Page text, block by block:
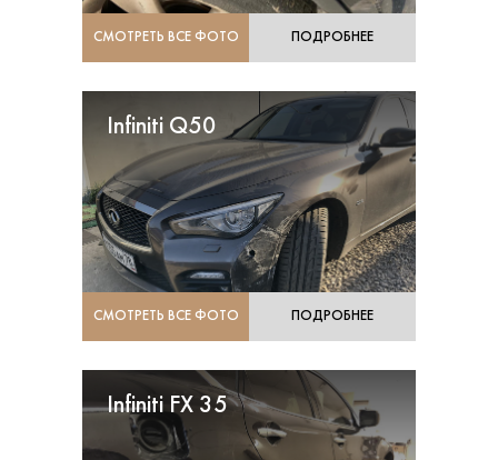
СМОТРЕТЬ ВСЕ ФОТО ПОДРОБНЕЕ
Infiniti Q50
СМОТРЕТЬ ВСЕ ФОТО ПОДРОБНЕЕ
Infiniti FX 35